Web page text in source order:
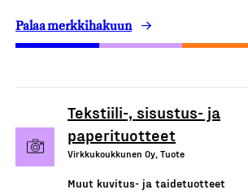
Palaa merkkihakuun
Tekstiili-, sisustus- ja
paperituotteet
Virkkukoukkunen Oy, Tuote
Muut kuvitus- ja taidetuotteet